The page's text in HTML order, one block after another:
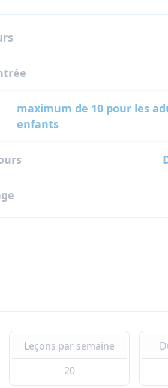
maximum de 10 pour les
enfants
Leçons par semaine
20